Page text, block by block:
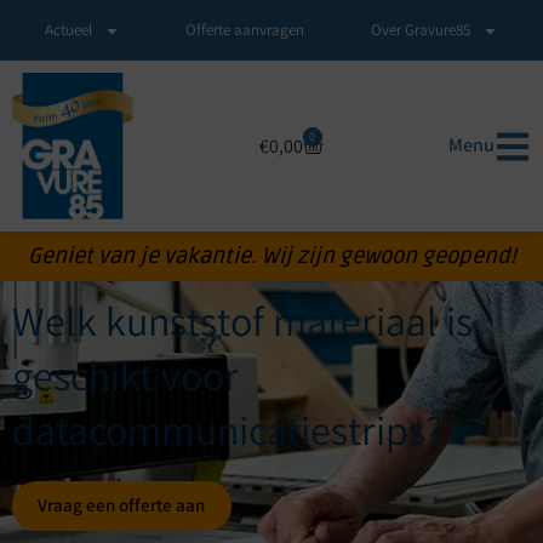
Actueel Offerte aanvragen Over Gravure85
€0,00 0 Menu
Geniet van je vakantie. Wij zijn gewoon geopend!
Welk kunststof materiaal is
geschikt voor
datacommunicatiestrips?
Vraag een offerte aan